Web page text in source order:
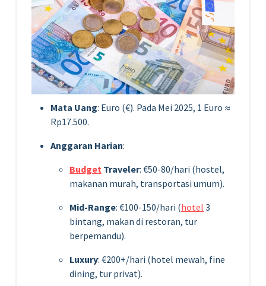
Mata Uang: Euro (€). Pada Mei 2025, 1 Euro ≈
Rp17.500.
Anggaran Harian:
Budget Traveler: €50-80/hari (hostel,
makanan murah, transportasi umum).
Mid-Range: €100-150/hari (hotel 3
bintang, makan di restoran, tur
berpemandu).
Luxury: €200+/hari (hotel mewah, fine
dining, tur privat).